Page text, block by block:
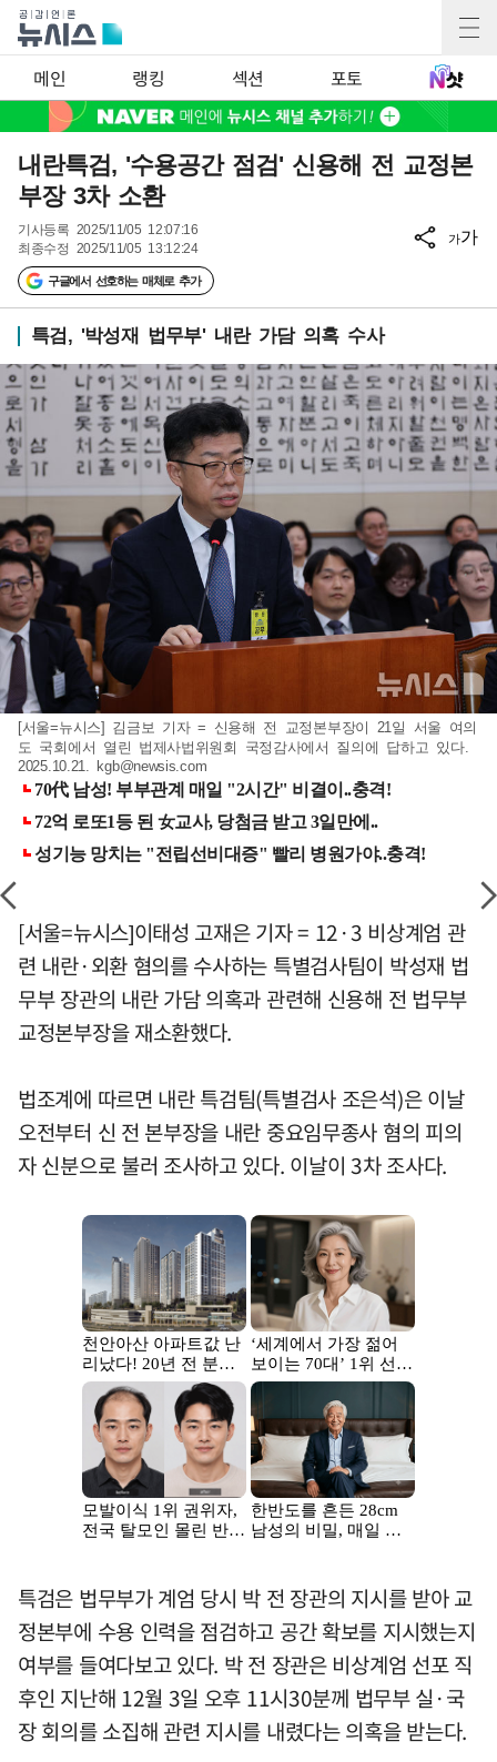
메인 랭킹 섹션 포토
내란특검, '수용공간 점검' 신용해 전 교정본
부장 3차 소환
기사등록 2025/11/05 12:07:16
최종수정 2025/11/05 13:12:24
구글에서 선호하는 매체로 추가
가가
특검, '박성재 법무부' 내란 가담 의혹 수사
[서울=뉴시스] 김금보 기자 = 신용해 전 교정본부장이 21일 서울 여의
도 국회에서 열린 법제사법위원회 국정감사에서 질의에 답하고 있다.
2025.10.21.
kgb@newsis.com
[서울=뉴시스]이태성 고재은 기자 = 12·3 비상계엄 관
련 내란·외환 혐의를 수사하는 특별검사팀이 박성재 법
무부 장관의 내란 가담 의혹과 관련해 신용해 전 법무부
교정본부장을 재소환했다.
법조계에 따르면 내란 특검팀(특별검사 조은석)은 이날
오전부터 신 전 본부장을 내란 중요임무종사 혐의 피의
자 신분으로 불러 조사하고 있다. 이날이 3차 조사다.
특검은 법무부가 계엄 당시 박 전 장관의 지시를 받아 교
정본부에 수용 인력을 점검하고 공간 확보를 지시했는지
여부를 들여다보고 있다. 박 전 장관은 비상계엄 선포 직
후인 지난해 12월 3일 오후 11시30분께 법무부 실·국
장 회의를 소집해 관련 지시를 내렸다는 의혹을 받는다.